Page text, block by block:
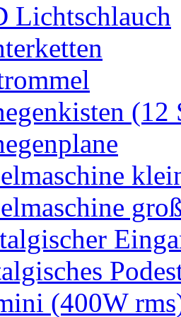
Lichtschlauch
(12
(400W